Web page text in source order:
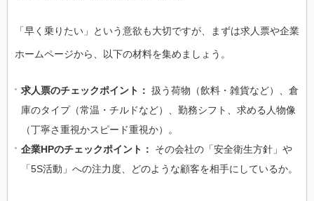
「早く乗りたい」という意欲も大切ですが、まずは求人票や企業
ホームページから、以下の材料を集めましょう。
求人票のチェックポイント： 扱う荷物（飲料・雑貨など）、倉
庫のタイプ（常温・チルドなど）、勤務シフト、求める人物像
（丁寧さ重視かスピード重視か）。
企業HPのチェックポイント：
その会社の「安全衛生方針」や
「5S活動」への注力度、どのような顧客を相手にしているか。